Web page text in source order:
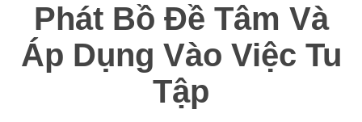
Phát Bồ Đề Tâm Và
Áp Dụng Vào Việc Tu
Tập